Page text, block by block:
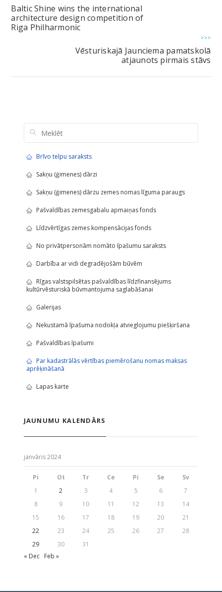
Baltic Shine wins the international
architecture design competition of
Riga Philharmonic
>>>
Vēsturiskajā Jaunciema pamatskolā
atjaunots pirmais stāvs
Brīvo telpu saraksts
Sakņu (ģimenes) dārzi
Sakņu (ģimenes) dārzu zemes nomas līguma paraugs
Pašvaldības zemesgabalu apmaiņas fonds
Līdzvērtīgas zemes kompensācijas fonds
No privātpersonām nomāto īpašumu saraksts
Darbība ar vidi degradējošām būvēm
Rīgas valstspilsētas pašvaldības līdzfinansējums
kultūrvēsturiskā būvmantojuma saglabāšanai
Galerijas
Nekustamā īpašuma nodokļa atvieglojumu piešķiršana
Pašvaldības īpašumi
Par kadastrālās vērtības piemērošanu nomas maksas
aprēķināšanā
Lapas karte
JAUNUMU KALENDĀRS
janvāris 2024
Pi Ot Tr Ce Pi Se
Sv
1
2 3 4 5 6
7
8
9 10 11 12 13
14
15
16 17 18 19 20
21
22
23 24 25 26 27
28
29
30
31
« Dec
Feb »